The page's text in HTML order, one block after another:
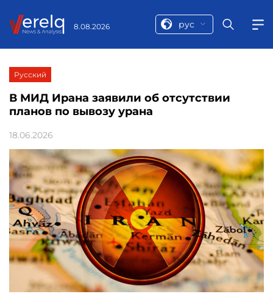
8.08.2026 рус
Русский
В МИД Ирана заявили об отсутствии
планов по вывозу урана
18.06.2026